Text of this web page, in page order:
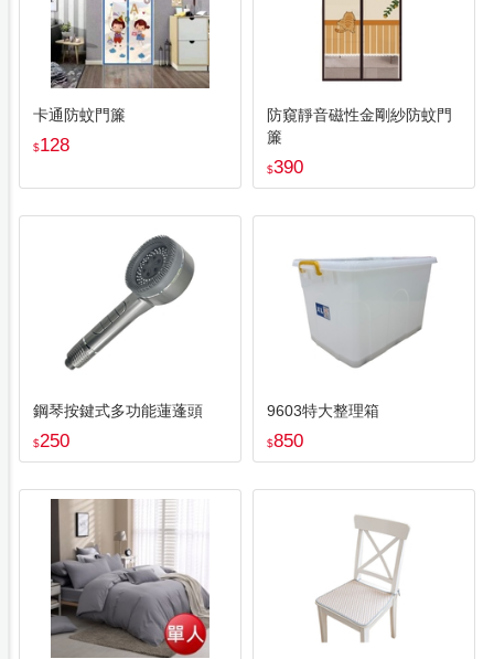
卡通防蚊門簾
$128
防窺靜音磁性金剛紗防蚊門
簾
$390
鋼琴按鍵式多功能蓮蓬頭
$250
9603特大整理箱
$850